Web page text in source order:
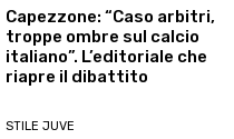
Capezzone: “Caso arbitri,
troppe ombre sul calcio
italiano”. L’editoriale che
riapre il dibattito
STILE JUVE